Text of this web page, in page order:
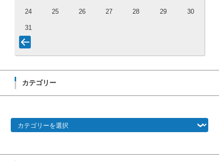
24 25 26 27 28 29 30
31
カテゴリー